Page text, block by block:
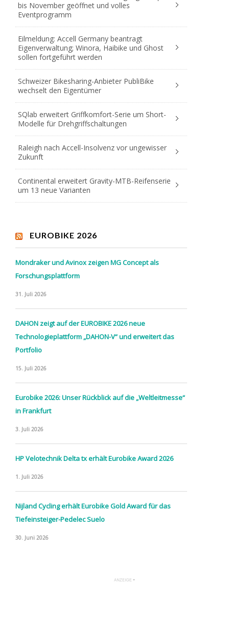
bis November geöffnet und volles
Eventprogramm
Eilmeldung: Accell Germany beantragt
Eigenverwaltung; Winora, Haibike und Ghost
sollen fortgeführt werden
Schweizer Bikesharing-Anbieter PubliBike
wechselt den Eigentümer
SQlab erweitert Griffkomfort-Serie um Short-
Modelle für Drehgriffschaltungen
Raleigh nach Accell-Insolvenz vor ungewisser
Zukunft
Continental erweitert Gravity-MTB-Reifenserie
um 13 neue Varianten
EUROBIKE 2026
Mondraker und Avinox zeigen MG Concept als
Forschungsplattform
31. Juli 2026
DAHON zeigt auf der EUROBIKE 2026 neue
Technologieplattform „DAHON-V“ und erweitert das
Portfolio
15. Juli 2026
Eurobike 2026: Unser Rückblick auf die „Weltleitmesse“
in Frankfurt
3. Juli 2026
HP Velotechnik Delta tx erhält Eurobike Award 2026
1. Juli 2026
Nijland Cycling erhält Eurobike Gold Award für das
Tiefeinsteiger-Pedelec Suelo
30. Juni 2026